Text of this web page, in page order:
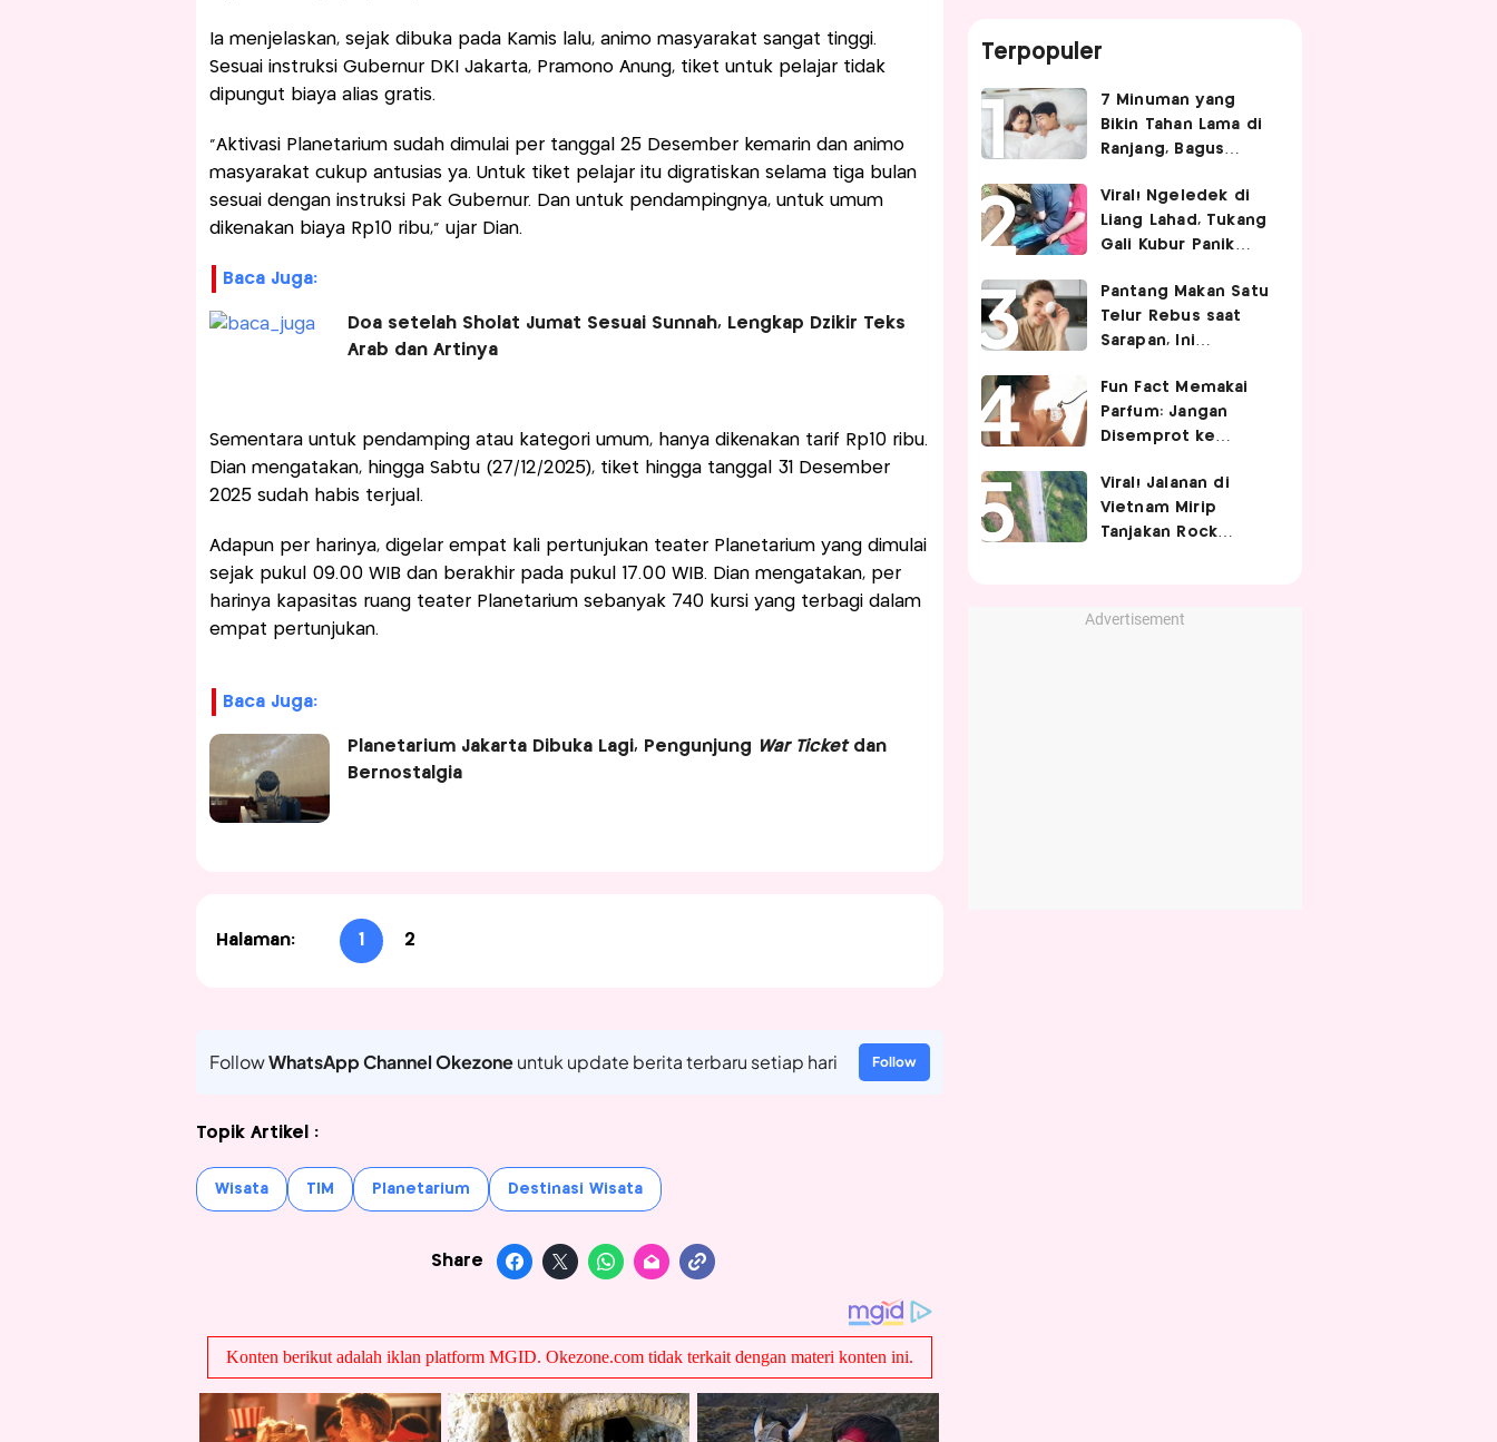
Ia menjelaskan, sejak dibuka pada Kamis lalu, animo masyarakat sangat tinggi.
Sesuai instruksi Gubernur DKI Jakarta, Pramono Anung, tiket untuk pelajar tidak
dipungut biaya alias gratis.
"Aktivasi Planetarium sudah dimulai per tanggal 25 Desember kemarin dan animo
masyarakat cukup antusias ya. Untuk tiket pelajar itu digratiskan selama tiga bulan
sesuai dengan instruksi Pak Gubernur. Dan untuk pendampingnya, untuk umum
dikenakan biaya Rp10 ribu," ujar Dian.
Baca Juga:
Doa setelah Sholat Jumat Sesuai Sunnah, Lengkap Dzikir Teks
Arab dan Artinya
Sementara untuk pendamping atau kategori umum, hanya dikenakan tarif Rp10 ribu.
Dian mengatakan, hingga Sabtu (27/12/2025), tiket hingga tanggal 31 Desember
2025 sudah habis terjual.
Adapun per harinya, digelar empat kali pertunjukan teater Planetarium yang dimulai
sejak pukul 09.00 WIB dan berakhir pada pukul 17.00 WIB. Dian mengatakan, per
harinya kapasitas ruang teater Planetarium sebanyak 740 kursi yang terbagi dalam
empat pertunjukan.
Baca Juga:
Planetarium Jakarta Dibuka Lagi, Pengunjung War Ticketdan
Bernostalgia
Halaman: 1 2
FollowWhatsApp Channel Okezoneuntuk update berita terbaru setiap hari Follow
Topik Artikel :
Wisata TIM Planetarium Destinasi Wisata
Share
Terpopuler
7 Minuman yang
Bikin Tahan Lama di
Ranjang, Bagus
Hubungan Intim
Viral! Ngeledek di
Liang Lahad, Tukang
Gali Kubur Panik
Pantang Makan Satu
Telur Rebus saat
Sarapan, Ini
Ahli Gizi!
Fun Fact Memakai
Parfum: Jangan
Disemprot ke
Golden Time
Memakainya!
Viral! Jalanan di
Vietnam Mirip
Tanjakan Rock
Advertisement